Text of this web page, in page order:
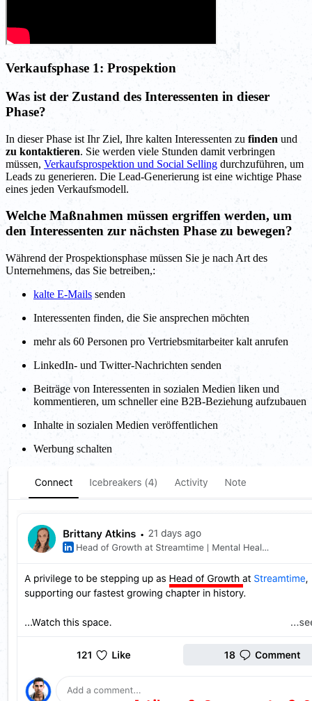
Verkaufsphase 1: Prospektion
Was ist der Zustand des Interessenten in dieser
Phase?
In dieser Phase ist Ihr Ziel, Ihre kalten Interessenten zu finden und
zu kontaktieren. Sie werden viele Stunden damit verbringen
müssen, Verkaufsprospektion und Social Selling durchzuführen, um
Leads zu generieren. Die Lead-Generierung ist eine wichtige Phase
eines jeden Verkaufsmodell.
Welche Maßnahmen müssen ergriffen werden, um
den Interessenten zur nächsten Phase zu bewegen?
Während der Prospektionsphase müssen Sie je nach Art des
Unternehmens, das Sie betreiben,:
kalte E-Mails senden
Interessenten finden, die Sie ansprechen möchten
mehr als 60 Personen pro Vertriebsmitarbeiter kalt anrufen
LinkedIn- und Twitter-Nachrichten senden
Beiträge von Interessenten in sozialen Medien liken und
kommentieren, um schneller eine B2B-Beziehung aufzubauen
Inhalte in sozialen Medien veröffentlichen
Werbung schalten